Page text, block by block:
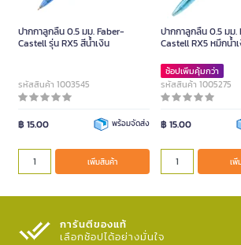
ปากกาลูกลื่น 0.5 มม. Faber-
Castell รุ่น RX5 สีน้ำเงิน
รหัสสินค้า 1003545
฿ 15.00 พร้อมจัดส่ง
เพิ่มสินค้า
ปากกาลูกลื่น 0.5 มม.
Castell RX5 หมึกน้ำ
ช้อปเพิ่มคุ้มกว่า
รหัสสินค้า 1005275
฿ 15.00
เพิ่
การันตีของแท้
เลือกช้อปได้อย่างมั่นใจ​